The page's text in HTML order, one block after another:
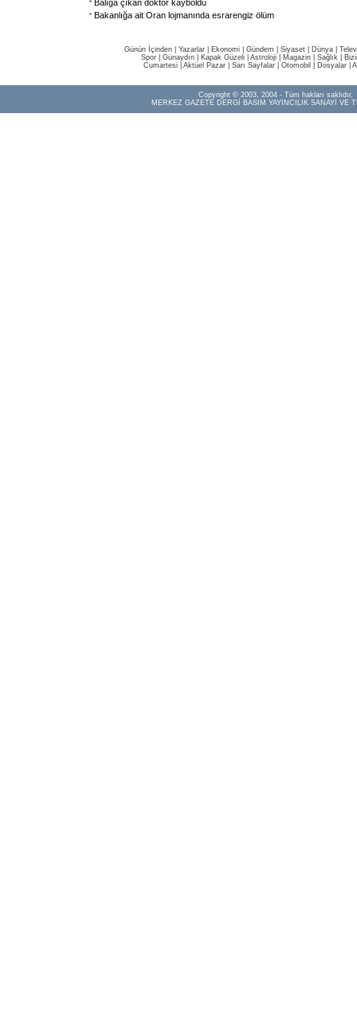
Balığa çıkan doktor kayboldu
Bakanlığa ait Oran lojmanında esrarengiz ölüm
Günün İçinden Yazarlar Ekonomi Gündem Siyaset Dünya |
Spor
Günaydın Kapak Güzeli Astroloji Magazin Sağlık
Cumartesi| Aktüel Pazar| Sarı Sayfalar| Otomobil Dosyalar|
Copyright © 2003, 2004 - Tüm hakları saklıdır.
MERKEZ GAZETE DERGİ BASIM YAYINCILIK SANAYİ VE